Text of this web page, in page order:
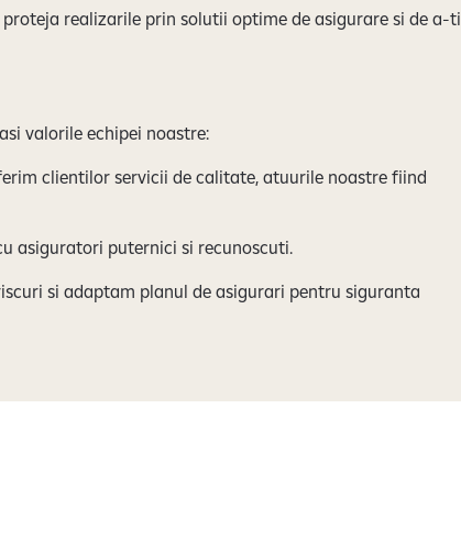
realizarile prin solutii optime de asigurare si de a-ti
valorile echipei noastre:
clientilor servicii de calitate, atuurile noastre fiind
asiguratori puternici si recunoscuti.
riscuri si adaptam planul de asigurari pentru siguranta